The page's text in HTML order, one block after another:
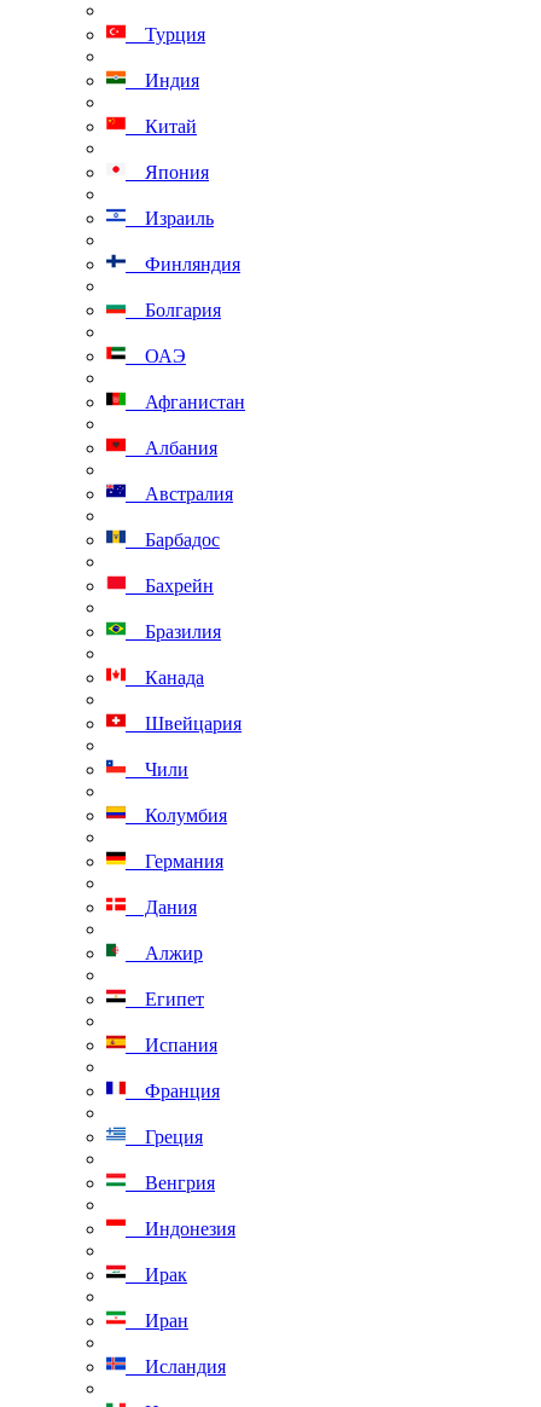
Турция
Индия
Китай
Япония
Израиль
Финляндия
Болгария
ОАЭ
Афганистан
Албания
Австралия
Барбадос
Бахрейн
Бразилия
Канада
Швейцария
Чили
Колумбия
Германия
Дания
Алжир
Египет
Испания
Франция
Греция
Венгрия
Индонезия
Ирак
Иран
Исландия